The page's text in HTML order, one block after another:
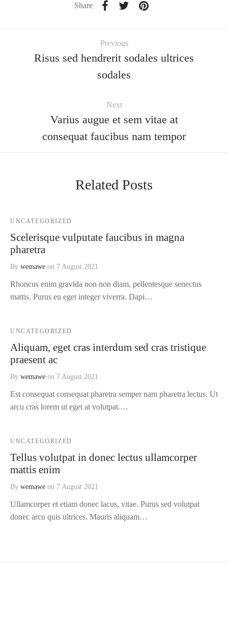
Share
Previous
Risus sed hendrerit sodales ultrices
sodales
Next
Varius augue et sem vitae at
consequat faucibus nam tempor
Related Posts
UNCATEGORIZED
Scelerisque vulputate faucibus in magna
pharetra
By wemawe on 7 August 2021
Rhoncus enim gravida non non diam, pellentesque senectus
mattis. Purus eu eget integer viverra. Dapi…
UNCATEGORIZED
Aliquam, eget cras interdum sed cras tristique
praesent ac
By wemawe on 7 August 2021
Est consequat consequat pharetra semper nam pharetra lectus. Ut
arcu cras lorem ut eget at volutpat.…
UNCATEGORIZED
Tellus volutpat in donec lectus ullamcorper
mattis enim
By wemawe on 7 August 2021
Ullamcorper et etiam donec lacus, vitae. Purus sed volutpat
donec arcu quis ultrices. Mauris aliquam…